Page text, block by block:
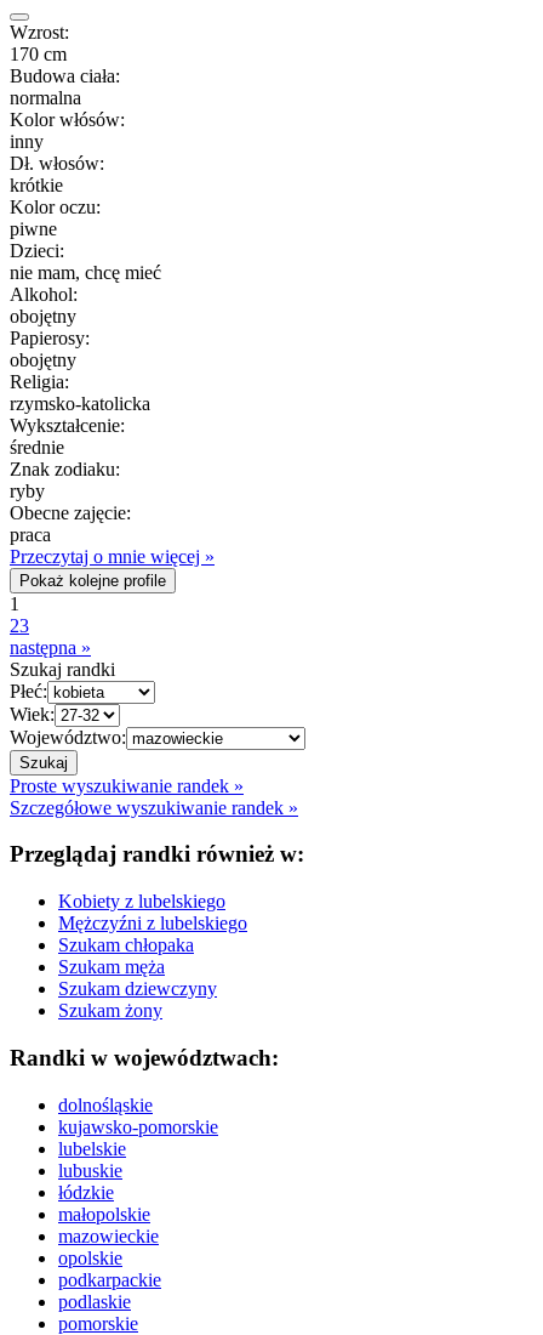
Wzrost:
170 cm
Budowa ciała:
normalna
Kolor włósów:
inny
Dł. włosów:
krótkie
Kolor oczu:
piwne
Dzieci:
nie mam, chcę mieć
Alkohol:
obojętny
Papierosy:
obojętny
Religia:
rzymsko-katolicka
Wykształcenie:
średnie
Znak zodiaku:
ryby
Obecne zajęcie:
praca
Przeczytaj o mnie więcej »
Pokaż kolejne profile
1
23
następna »
Szukaj randki
Płeć:
Wiek:
Województwo:
Proste wyszukiwanie randek »
Szczegółowe wyszukiwanie randek »
Przeglądaj randki również w:
Kobiety z lubelskiego
Mężczyźni z lubelskiego
Szukam chłopaka
Szukam męża
Szukam dziewczyny
Szukam żony
Randki w województwach:
dolnośląskie
kujawsko-pomorskie
lubelskie
lubuskie
łódzkie
małopolskie
mazowieckie
opolskie
podkarpackie
podlaskie
pomorskie